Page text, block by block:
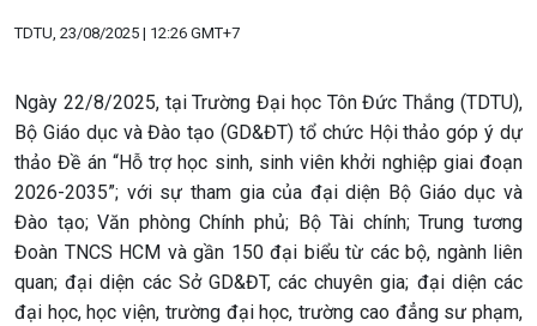
TDTU, 23/08/2025 | 12:26 GMT+7
Ngày 22/8/2025, tại Trường Đại học Tôn Đức Thắng (TDTU),
Bộ Giáo dục và Đào tạo (GD&ĐT) tổ chức Hội thảo góp ý dự
thảo Đề án “Hỗ trợ học sinh, sinh viên khởi nghiệp giai đoạn
2026-2035”; với sự tham gia của đại diện Bộ Giáo dục và
Đào tạo; Văn phòng Chính phủ; Bộ Tài chính; Trung tương
Đoàn TNCS HCM và gần 150 đại biểu từ các bộ, ngành liên
quan; đại diện các Sở GD&ĐT, các chuyên gia; đại diện các
đại học, học viện, trường đại học, trường cao đẳng sư phạm,